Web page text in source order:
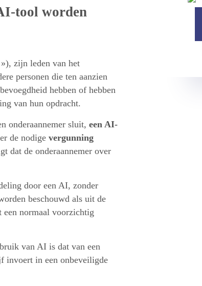
tool worden
zijn leden van het
personen die ten aanzien
hebben of hebben
van hun opdracht.
onderaannemer sluit, een AI-
de nodige vergunning
dat de onderaannemer over
door een AI, zonder
beschouwd als uit de
een normaal voorzichtig
van AI is dat van een
invoert in een onbeveiligde